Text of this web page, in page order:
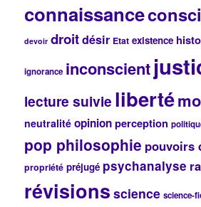
h
e
connaissance
devoir droitdésir Etat existence
ignorance inconscient
lecture suivie liberté
neutralité opinionperception
pop philosophie pouvoirs
propriété préjugé psychanalyse
révisions science science-